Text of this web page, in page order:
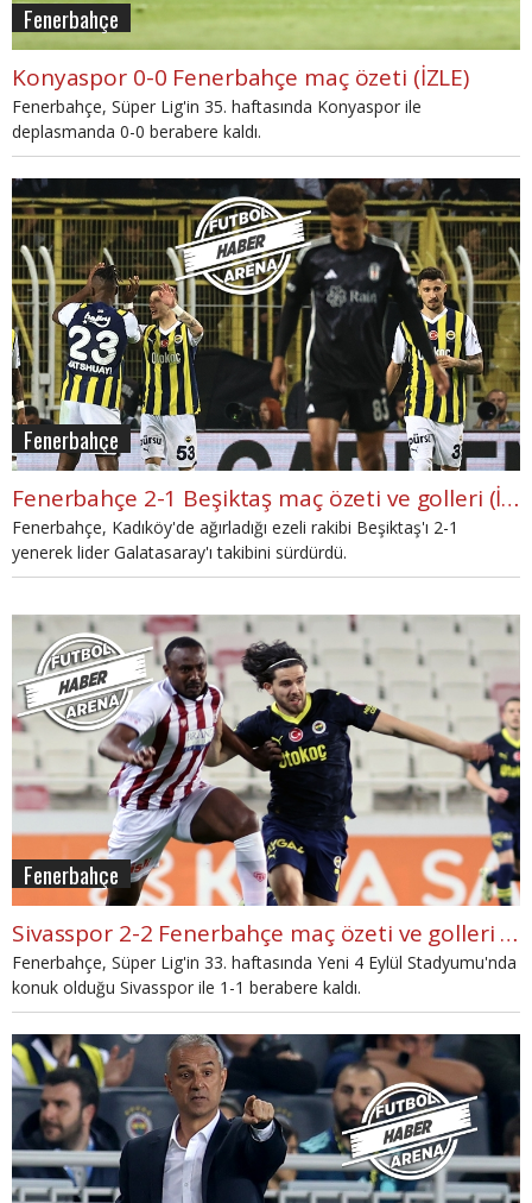
Fenerbahçe
Konyaspor 0-0 Fenerbahçe maç özeti (İZLE)
Fenerbahçe, Süper Lig'in 35. haftasında Konyaspor ile
deplasmanda 0-0 berabere kaldı.
Fenerbahçe
Fenerbahçe 2-1 Beşiktaş maç özeti ve golleri (İZLE)
Fenerbahçe, Kadıköy'de ağırladığı ezeli rakibi Beşiktaş'ı 2-1
yenerek lider Galatasaray'ı takibini sürdürdü.
Fenerbahçe
Sivasspor 2-2 Fenerbahçe maç özeti ve golleri (İZLE)
Fenerbahçe, Süper Lig'in 33. haftasında Yeni 4 Eylül Stadyumu'nda
konuk olduğu Sivasspor ile 1-1 berabere kaldı.